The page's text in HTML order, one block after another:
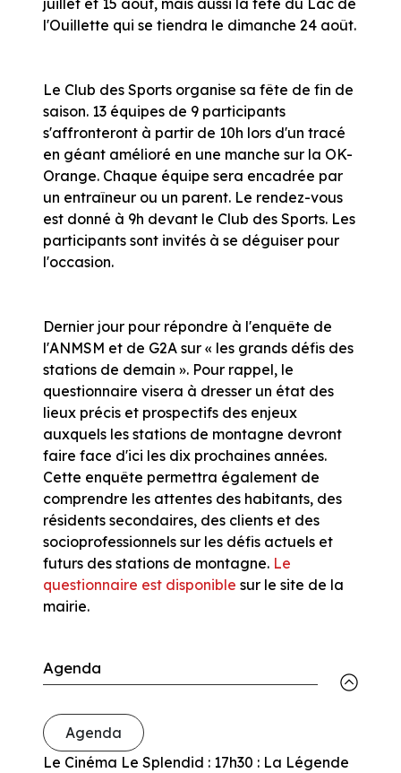
juillet et 15 août, mais aussi la fête du Lac de
l'Ouillette qui se tiendra le dimanche 24 août.
Le Club des Sports organise sa fête de fin de
saison. 13 équipes de 9 participants
s'affronteront à partir de 10h lors d'un tracé
en géant amélioré en une manche sur la OK-
Orange. Chaque équipe sera encadrée par
un entraîneur ou un parent. Le rendez-vous
est donné à 9h devant le Club des Sports. Les
participants sont invités à se déguiser pour
l'occasion.
Dernier jour pour répondre à l'enquête de
l'ANMSM et de G2A sur « les grands défis des
stations de demain ». Pour rappel, le
questionnaire visera à dresser un état des
lieux précis et prospectifs des enjeux
auxquels les stations de montagne devront
faire face d'ici les dix prochaines années.
Cette enquête permettra également de
comprendre les attentes des habitants, des
résidents secondaires, des clients et des
socioprofessionnels sur les défis actuels et
futurs des stations de montagne. Le
questionnaire est disponible sur le site de la
mairie.
Agenda
Agenda
Le Cinéma Le Splendid : 17h30 : La Légende